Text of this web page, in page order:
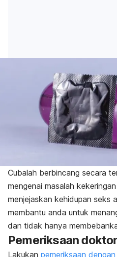
Cubalah berbincang secara
mengenai masalah
menjejaskan kehidupan seks
membantu anda untuk
dan tidak hanya
Pemeriksaan doktor
Lakukan pemeriksaan